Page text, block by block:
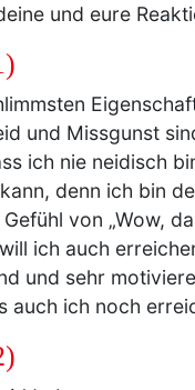
und eure
und Missgunst
ich nie neidisch
denn ich bin
von „Wow,
ich auch
und sehr
auch ich noch